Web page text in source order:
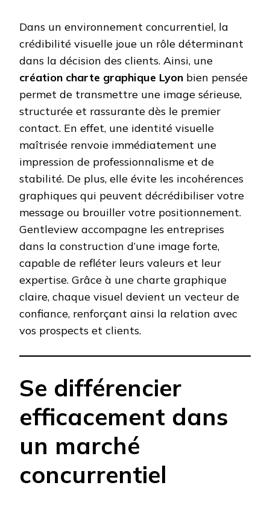
Dans un environnement concurrentiel, la
crédibilité visuelle joue un rôle déterminant
dans la décision des clients. Ainsi, une
création charte graphique Lyon bien pensée
permet de transmettre une image sérieuse,
structurée et rassurante dès le premier
contact. En effet, une identité visuelle
maîtrisée renvoie immédiatement une
impression de professionnalisme et de
stabilité. De plus, elle évite les incohérences
graphiques qui peuvent décrédibiliser votre
message ou brouiller votre positionnement.
Gentleview accompagne les entreprises
dans la construction d’une image forte,
capable de refléter leurs valeurs et leur
expertise. Grâce à une charte graphique
claire, chaque visuel devient un vecteur de
confiance, renforçant ainsi la relation avec
vos prospects et clients.
Se différencier
efficacement dans
un marché
concurrentiel